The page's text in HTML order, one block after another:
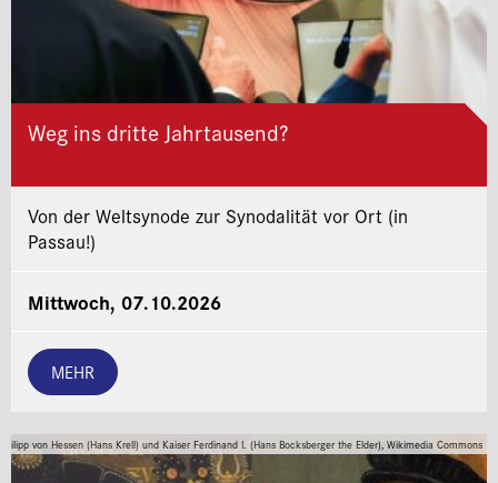
Weg ins dritte Jahrtausend?
Von der Weltsynode zur Synodalität vor Ort (in
Passau!)
Mittwoch, 07.10.2026
MEHR
Philipp von Hessen (Hans Krell) und Kaiser Ferdinand I. (Hans Bocksberger the Elder), Wikimedia Commons